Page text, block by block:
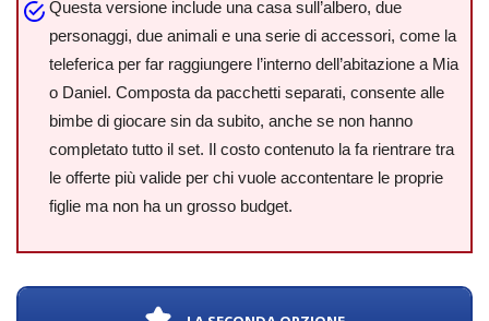
Questa versione include una casa sull’albero, due
personaggi, due animali e una serie di accessori, come la
teleferica per far raggiungere l’interno dell’abitazione a Mia
o Daniel. Composta da pacchetti separati, consente alle
bimbe di giocare sin da subito, anche se non hanno
completato tutto il set. Il costo contenuto la fa rientrare tra
le offerte più valide per chi vuole accontentare le proprie
figlie ma non ha un grosso budget.